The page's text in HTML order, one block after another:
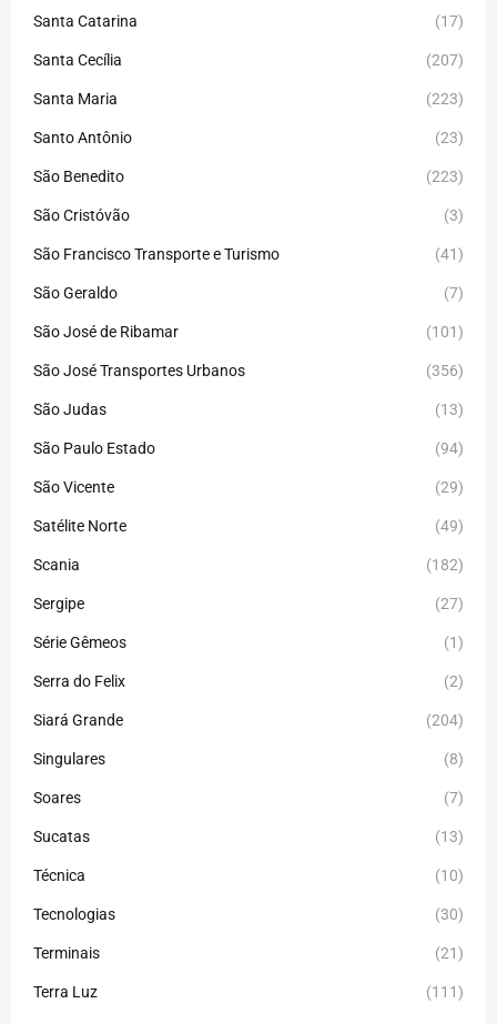
Santa Catarina (17)
Santa Cecília (207)
Santa Maria (223)
Santo Antônio (23)
São Benedito (223)
São Cristóvão (3)
São Francisco Transporte e Turismo (41)
São Geraldo (7)
São José de Ribamar (101)
São José Transportes Urbanos (356)
São Judas (13)
São Paulo Estado (94)
São Vicente (29)
Satélite Norte (49)
Scania (182)
Sergipe (27)
Série Gêmeos (1)
Serra do Felix (2)
Siará Grande (204)
Singulares (8)
Soares (7)
Sucatas (13)
Técnica (10)
Tecnologias (30)
Terminais (21)
Terra Luz (111)